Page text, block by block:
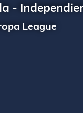
-
League